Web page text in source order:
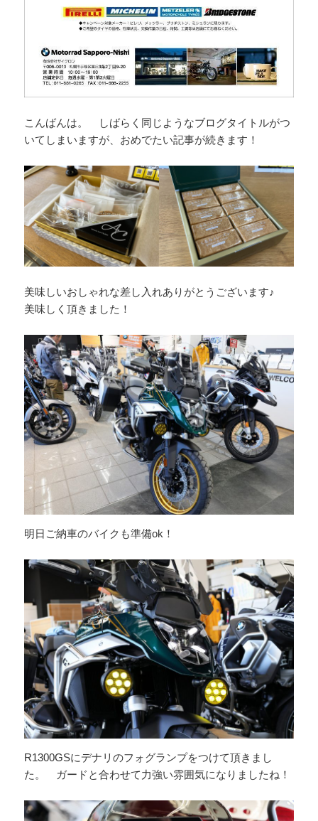
こんばんは。 しばらく同じようなブログタイトルがつ
いてしまいますが、おめでたい記事が続きます！
美味しいおしゃれな差し入れありがとうございます♪
美味しく頂きました！
明日ご納車のバイクも準備ok！
R1300GSにデナリのフォグランプをつけて頂きまし
た。 ガードと合わせて力強い雰囲気になりましたね！